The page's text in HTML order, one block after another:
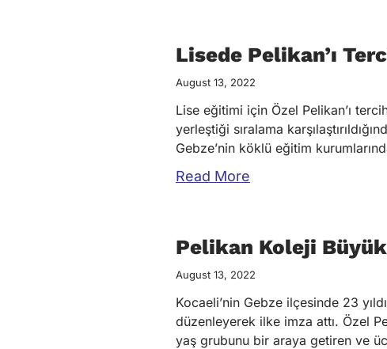
Lisede Pelikan’ı
August 13, 2022
Lise eğitimi için Özel Pelikan’ı
yerleştiği sıralama
Gebze’nin köklü eğitim
Read More
Pelikan Koleji
August 13, 2022
Kocaeli’nin Gebze ilçesinde 23
düzenleyerek ilke imza attı. Özel
yaş grubunu bir araya getiren ve